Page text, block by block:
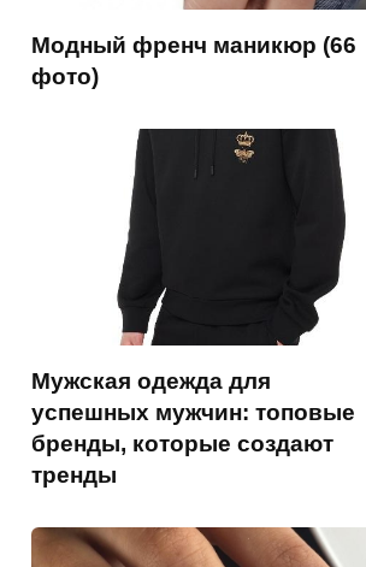
Модный френч маникюр (66
фото)
Мужская одежда для
успешных мужчин: топовые
бренды, которые создают
тренды